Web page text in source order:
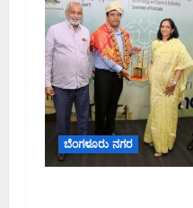
ಬೆಂಗಳೂರು ನಗರ